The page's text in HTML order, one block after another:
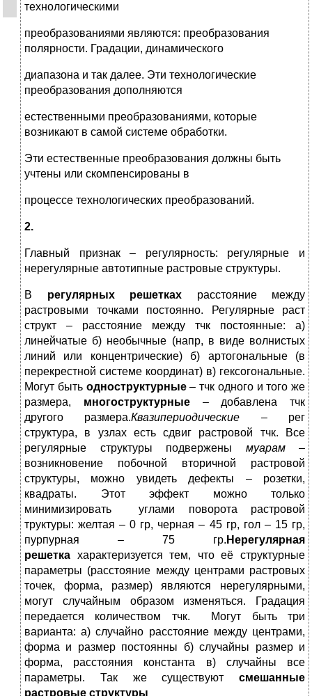
технологическими
преобразованиями являются: преобразования
полярности. Градации, динамического
диапазона и так далее. Эти технологические
преобразования дополняются
естественными преобразованиями, которые
возникают в самой системе обработки.
Эти естественные преобразования должны быть
учтены или скомпенсированы в
процессе технологических преобразований.
2.
Главный признак – регулярность: регулярные и
нерегулярные автотипные растровые структуры.
В регулярных решетках расстояние между
растровыми точками постоянно. Регулярные раст
структ – расстояние между тчк постоянные: а)
линейчатые б) необычные (напр, в виде волнистых
линий или концентрические) б) артогональные (в
перекрестной системе координат) в) гексогональные.
Могут быть одноструктурные– тчк одного и того же
размера, многоструктурные– добавлена тчк
другого размера.Квазипериодические – рег
структура, в узлах есть сдвиг растровой тчк. Все
регулярные структуры подвержены муарам–
возникновение побочной вторичной растровой
структуры, можно увидеть дефекты – розетки,
квадраты. Этот эффект можно только
минимизировать углами поворота растровой
труктуры: желтая – 0 гр, черная – 45 гр, гол – 15 гр,
пурпурная – 75 гр. Нерегулярная
решетка характеризуется тем, что её структурные
параметры (расстояние между центрами растровых
точек, форма, размер) являются нерегулярными,
могут случайным образом изменяться. Градация
передается количеством тчк. Могут быть три
варианта: а) случайно расстояние между центрами,
форма и размер постоянны б) случайны размер и
форма, расстояния константа в) случайны все
параметры. Так же существуют смешанные
растровые структуры